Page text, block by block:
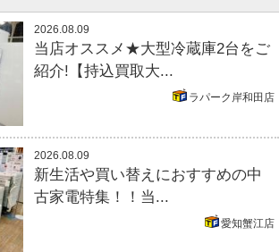
2026.08.09
当店オススメ★大型冷蔵庫2台をご
紹介!【持込買取大...
ラパーク岸和田店
2026.08.09
新生活や買い替えにおすすめの中
古家電特集！！当...
愛知蟹江店